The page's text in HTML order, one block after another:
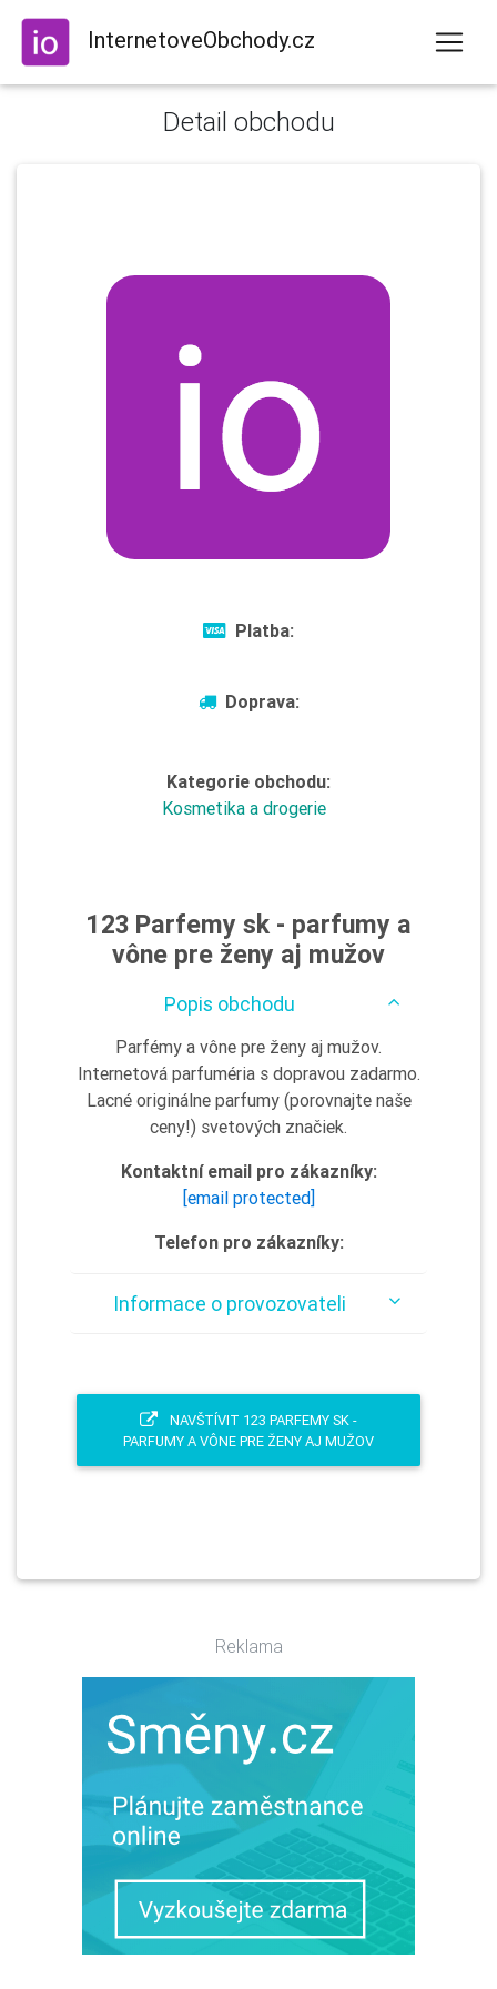
InternetoveObchody.cz
Detail obchodu
Platba:
Doprava:
Kategorie obchodu:
Kosmetika a drogerie
123 Parfemy sk - parfumy a
vône pre ženy aj mužov
Popis obchodu
Parfémy a vône pre ženy aj mužov.
Internetová parfuméria s dopravou zadarmo.
Lacné originálne parfumy (porovnajte naše
ceny!) svetových značiek.
Kontaktní email pro zákazníky:
[email protected]
Telefon pro zákazníky:
Informace o provozovateli
NAVŠTÍVIT 123 PARFEMY SK -
PARFUMY A VÔNE PRE ŽENY AJ MUŽOV
Reklama